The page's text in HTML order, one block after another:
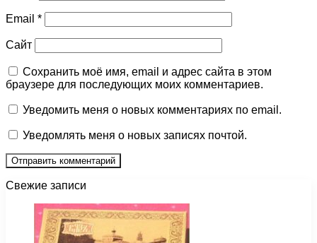
Email *
Сайт
Сохранить моё имя, email и адрес сайта в этом
браузере для последующих моих комментариев.
Уведомить меня о новых комментариях по email.
Уведомлять меня о новых записях почтой.
Свежие записи